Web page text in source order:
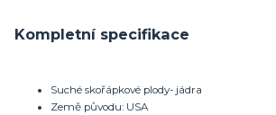
Kompletní specifikace
Suché skořápkové plody- jádra
Země původu: USA